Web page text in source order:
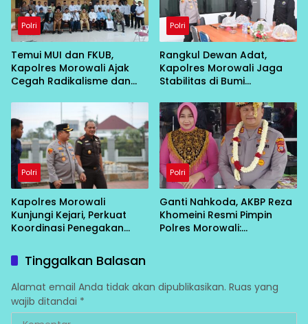
Polri
Temui MUI dan FKUB,
Kapolres Morowali Ajak
Cegah Radikalisme dan
Polri
Rangkul Dewan Adat,
Kapolres Morowali Jaga
Stabilitas di Bumi
Polri
Kapolres Morowali
Kunjungi Kejari, Perkuat
Koordinasi Penegakan
Polri
Ganti Nahkoda, AKBP Reza
Khomeini Resmi Pimpin
Polres Morowali:
Tinggalkan Balasan
Alamat email Anda tidak akan dipublikasikan. Ruas yang
wajib ditandai *